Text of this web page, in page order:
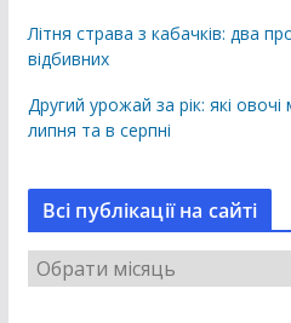
Літня страва з кабачків: два
відбивних
Другий урожай за рік: які
липня та в серпні
Всі публікації на сайті
В
с